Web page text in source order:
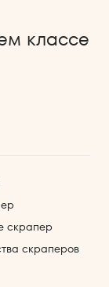
классе
скрапер
скраперов